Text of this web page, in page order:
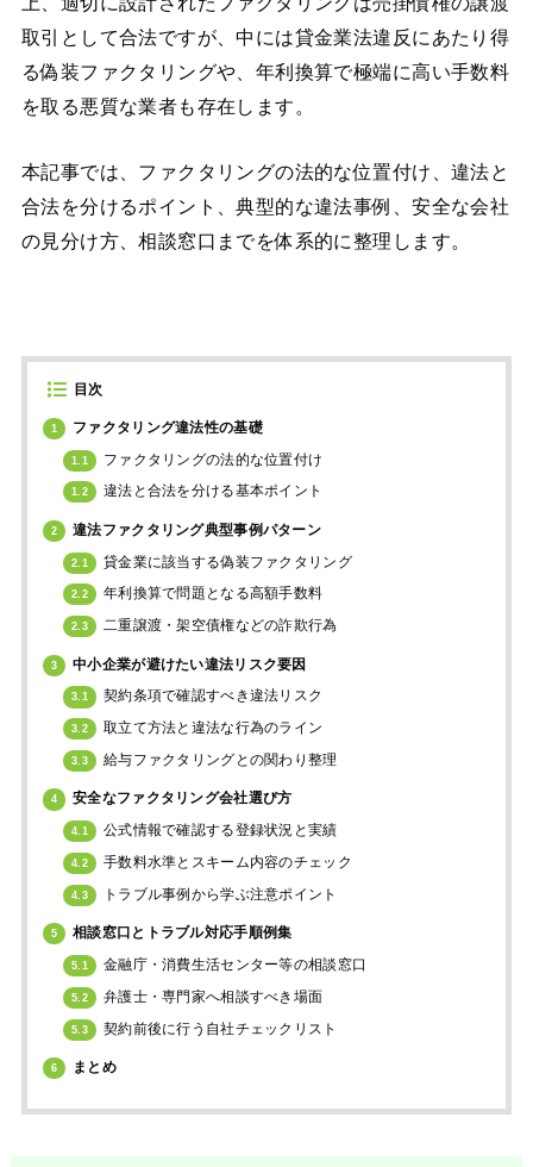
取引として合法ですが、中には貸金業法違反にあたり得
る偽装ファクタリングや、年利換算で極端に高い手数料
を取る悪質な業者も存在します。
本記事では、ファクタリングの法的な位置付け、違法と
合法を分けるポイント、典型的な違法事例、安全な会社
の見分け方、相談窓口までを体系的に整理します。
目次
1 ファクタリング違法性の基礎
1.1 ファクタリングの法的な位置付け
1.2 違法と合法を分ける基本ポイント
2 違法ファクタリング典型事例パターン
2.1 貸金業に該当する偽装ファクタリング
2.2 年利換算で問題となる高額手数料
2.3 二重譲渡・架空債権などの詐欺行為
3 中小企業が避けたい違法リスク要因
3.1 契約条項で確認すべき違法リスク
3.2 取立て方法と違法な行為のライン
3.3 給与ファクタリングとの関わり整理
4 安全なファクタリング会社選び方
4.1 公式情報で確認する登録状況と実績
4.2 手数料水準とスキーム内容のチェック
4.3 トラブル事例から学ぶ注意ポイント
5 相談窓口とトラブル対応手順例集
5.1 金融庁・消費生活センター等の相談窓口
5.2 弁護士・専門家へ相談すべき場面
5.3 契約前後に行う自社チェックリスト
6 まとめ